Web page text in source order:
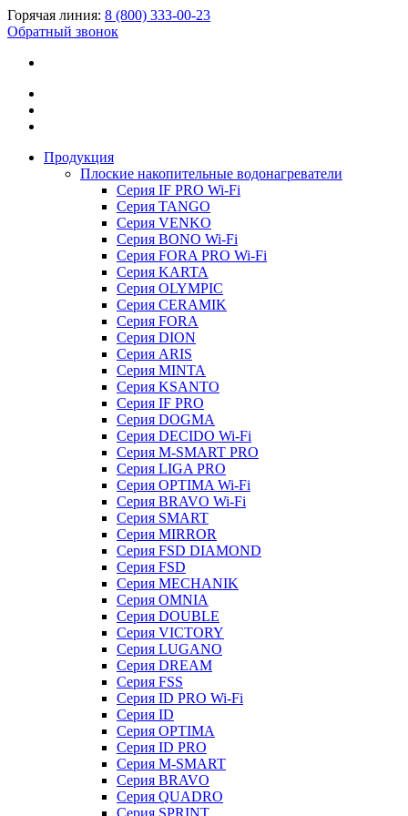
Горячая линия: 8 (800) 333-00-23
Обратный звонок
Продукция
Плоские накопительные водонагреватели
Серия IF PRO Wi-Fi
Серия TANGO
Серия VENKO
Серия BONO Wi-Fi
Серия FORA PRO Wi-Fi
Серия KARTA
Серия OLYMPIC
Серия CERAMIK
Серия FORA
Серия DION
Серия ARIS
Серия MINTA
Серия KSANTO
Серия IF PRO
Серия DOGMA
Серия DECIDO Wi-Fi
Серия M-SMART PRO
Серия LIGA PRO
Серия OPTIMA Wi-Fi
Серия BRAVO Wi-Fi
Серия SMART
Серия MIRROR
Серия FSD DIAMOND
Серия FSD
Серия MECHANIK
Серия OMNIA
Серия DOUBLE
Серия VICTORY
Серия LUGANO
Серия DREAM
Серия FSS
Серия ID PRO Wi-Fi
Серия ID
Серия OPTIMA
Серия ID PRO
Серия M-SMART
Серия BRAVO
Серия QUADRO
Серия SPRINT